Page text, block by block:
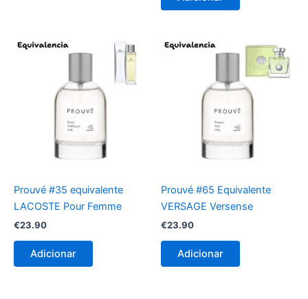
Prouvé #35 equivalente
LACOSTE Pour Femme
€23.90
Adicionar
Prouvé #65 Equivalente
VERSAGE Versense
€23.90
Adicionar